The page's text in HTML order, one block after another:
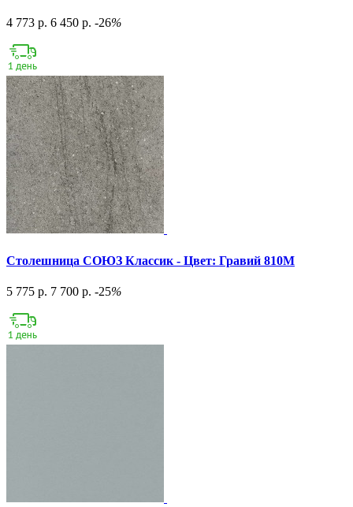
4 773 р. 6 450 р. -26%
Столешница СОЮЗ Классик - Цвет: Гравий 810М
5 775 р. 7 700 р. -25%